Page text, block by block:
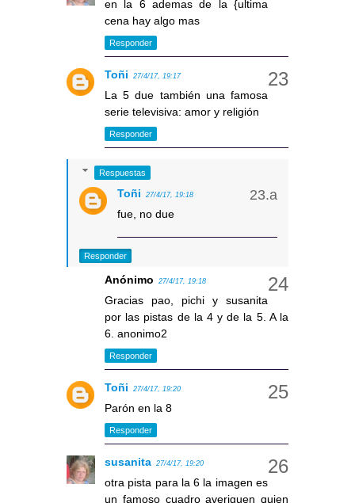
en la 6 ademas de la {ultima
cena hay algo mas
Responder
Toñi 27/4/17, 19:17
La 5 due también una famosa
serie televisiva: amor y religión
Responder
Respuestas
Toñi 27/4/17, 19:18
fue, no due
Responder
Anónimo 27/4/17, 19:18
Gracias pao, pichi y susanita
por las pistas de la 4 y de la 5. A la
6. anonimo2
Responder
Toñi 27/4/17, 19:20
Parón en la 8
Responder
susanita 27/4/17, 19:20
otra pista para la 6 la imagen es
un famoso cuadro averiguen quien